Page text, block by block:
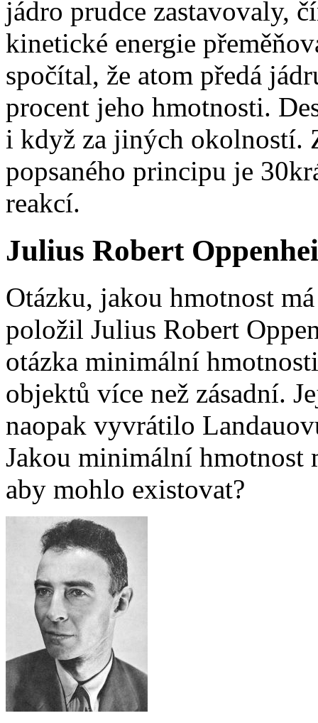
jádro prudce zastavovaly,
kinetické energie
spočítal, že atom předá
procent jeho hmotnosti.
i když za jiných okolností.
popsaného principu je
reakcí.
Julius Robert
Otázku, jakou hmotnost
položil Julius Robert
otázka minimální
objektů více než zásadní.
naopak vyvrátilo
Jakou minimální hmotnost
aby mohlo existovat?